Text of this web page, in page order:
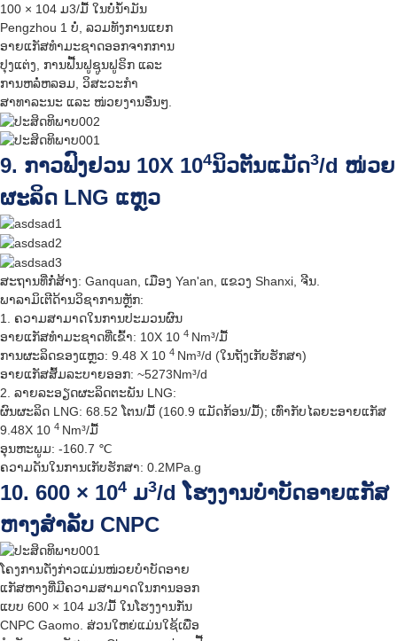
100 × 104 ມ3/ມື້ ໃນບໍ່ນໍ້າມັນ
Pengzhou 1 ບໍ່, ລວມທັງການແຍກ
ອາຍແກັສທຳມະຊາດອອກຈາກການ
ປຸງແຕ່ງ, ການຟື້ນຟູຊູນຟູຣິກ ແລະ
ການຫລໍ່ຫລອມ, ວິສະວະກຳ
ສາທາລະນະ ແລະ ໜ່ວຍງານອື່ນໆ.
9. ກາວ​ຟົງ​ຢວນ 10X 104ນິວຕັນແມັດ3/d ໜ່ວຍ
ຜະລິດ LNG ແຫຼວ
ສະຖານທີ່ກໍ່ສ້າງ: Ganquan, ເມືອງ Yan'an, ແຂວງ Shanxi, ຈີນ.
ພາລາມິເຕີດ້ານວິຊາການຫຼັກ:
1. ຄວາມສາມາດໃນການປະມວນຜົນ
ອາຍແກັສທຳມະຊາດທີ່ເຂົ້າ: 10X 10 4 Nm³/ມື້
ການຜະລິດຂອງແຫຼວ: 9.48 X 10 4 Nm³/d (ໃນຖັງເກັບຮັກສາ)
ອາຍແກັສສົ້ມລະບາຍອອກ: ~5273Nm³/d
2. ລາຍລະອຽດຜະລິດຕະພັນ LNG:
ຜົນຜະລິດ LNG: 68.52 ໂຕນ/ມື້ (160.9 ແມັດກ້ອນ/ມື້); ເທົ່າກັບໄລຍະອາຍແກັສ
9.48X 10 4 Nm³/ມື້
ອຸນຫະພູມ: -160.7 ℃
ຄວາມດັນໃນການເກັບຮັກສາ: 0.2MPa.g
10. 600 × 104 ມ3/d ໂຮງງານບຳບັດອາຍແກັສ
ຫາງສຳລັບ CNPC
ໂຄງການດັ່ງກ່າວແມ່ນໜ່ວຍບຳບັດອາຍ
ແກັສຫາງທີ່ມີຄວາມສາມາດໃນການອອກ
ແບບ 600 × 104 ມ3/ມື້ ໃນໂຮງງານກັ່ນ
CNPC Gaomo. ສ່ວນໃຫຍ່ແມ່ນໃຊ້ເພື່ອ